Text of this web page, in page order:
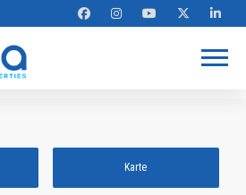
Karte